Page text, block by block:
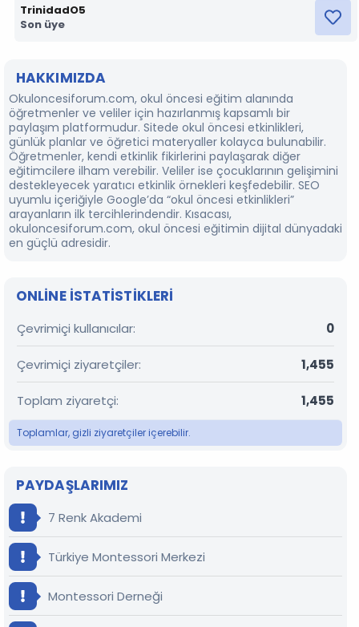
TrinidadO5
Son üye
HAKKIMIZDA
Okuloncesiforum.com, okul öncesi eğitim alanında
öğretmenler ve veliler için hazırlanmış kapsamlı bir
paylaşım platformudur. Sitede okul öncesi etkinlikleri,
günlük planlar ve öğretici materyaller kolayca bulunabilir.
Öğretmenler, kendi etkinlik fikirlerini paylaşarak diğer
eğitimcilere ilham verebilir. Veliler ise çocuklarının gelişimini
destekleyecek yaratıcı etkinlik örnekleri keşfedebilir. SEO
uyumlu içeriğiyle Google’da “okul öncesi etkinlikleri”
arayanların ilk tercihlerindendir. Kısacası,
okuloncesiforum.com, okul öncesi eğitimin dijital dünyadaki
en güçlü adresidir.
ONLINE ISTATISTIKLERI
Çevrimiçi kullanıcılar 0
Çevrimiçi ziyaretçiler 1,455
Toplam ziyaretçi 1,455
Toplamlar, gizli ziyaretçiler içerebilir.
PAYDAŞLARIMIZ
7 Renk Akademi
Türkiye Montessori Merkezi
Montessori Derneği